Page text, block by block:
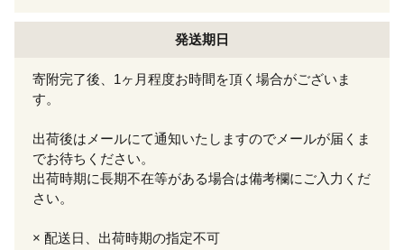
発送期日
寄附完了後、1ヶ月程度お時間を頂く場合がございま
す。
出荷後はメールにて通知いたしますのでメールが届くま
でお待ちください。
出荷時期に長期不在等がある場合は備考欄にご入力くだ
さい。
× 配送日、出荷時期の指定不可